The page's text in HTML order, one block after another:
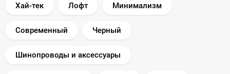
Хай-тек Лофт Минимализм
Современный Черный
Шинопроводы и аксессуары